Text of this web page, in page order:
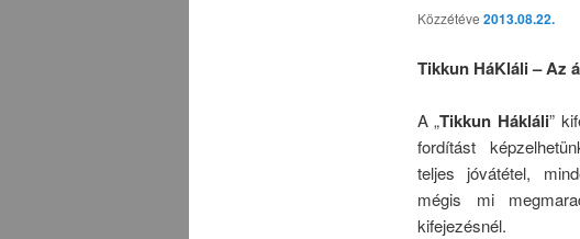
Közzétéve 2013.08.22.
Tikkun HáKláli– Az á
A „Tikkun Hákláli”
fordítást
teljes jóvátétel,
mégis mi
kifejezésnél.